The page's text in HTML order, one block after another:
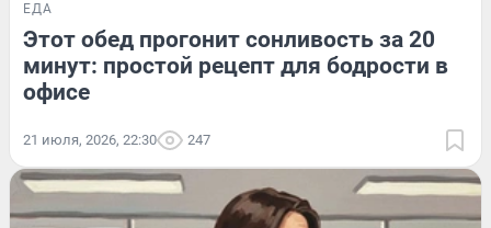
ЕДА
Этот обед прогонит сонливость за 20
минут: простой рецепт для бодрости в
офисе
21 июля, 2026, 22:30 247